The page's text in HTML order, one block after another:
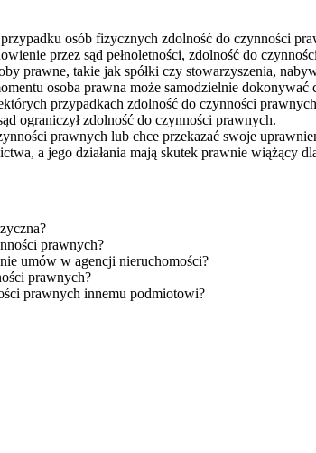
osób fizycznych zdolność do czynności
przez sąd pełnoletności, zdolność do
prawne, takie jak spółki czy stowarzyszenia,
osoba prawna może samodzielnie
przypadkach zdolność do czynności
ograniczył zdolność do czynności prawnych.
prawnych lub chce przekazać swoje
a jego działania mają skutek prawnie wiążący
prawnych?
umów w agencji nieruchomości?
prawnych?
prawnych innemu podmiotowi?